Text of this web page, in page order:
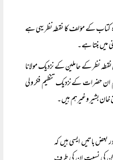
کتاب کے مؤلف کا نقطہ نظر یہی ہے
میں بنتا ہے۔
نظر کے حاملین کے نزدیک مولانا
ان حضرات کے نزدیک تنظیم فکر ولی
خان بشیر وغیرہم ہیں۔
بعض باتیں ایسی ہیں کہ